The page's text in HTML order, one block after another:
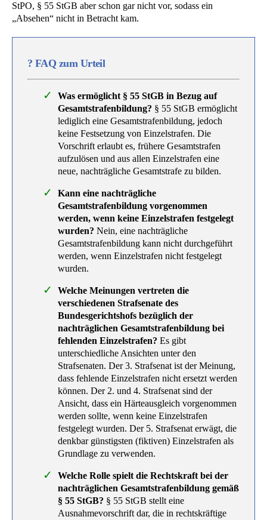
StPO, § 55 StGB aber schon gar nicht vor, sodass ein
„Absehen“ nicht in Betracht kam.
? FAQ zum Urteil
Was ermöglicht § 55 StGB in Bezug auf
Gesamtstrafenbildung? § 55 StGB ermöglicht
lediglich eine Gesamtstrafenbildung, jedoch
keine Festsetzung von Einzelstrafen. Die
Vorschrift erlaubt es, frühere Gesamtstrafen
aufzulösen und aus allen Einzelstrafen eine
neue, nachträgliche Gesamtstrafe zu bilden.
Kann eine nachträgliche
Gesamtstrafenbildung vorgenommen
werden, wenn keine Einzelstrafen festgelegt
wurden? Nein, eine nachträgliche
Gesamtstrafenbildung kann nicht durchgeführt
werden, wenn Einzelstrafen nicht festgelegt
wurden.
Welche Meinungen vertreten die
verschiedenen Strafsenate des
Bundesgerichtshofs bezüglich der
nachträglichen Gesamtstrafenbildung bei
fehlenden Einzelstrafen? Es gibt
unterschiedliche Ansichten unter den
Strafsenaten. Der 3. Strafsenat ist der Meinung,
dass fehlende Einzelstrafen nicht ersetzt werden
können. Der 2. und 4. Strafsenat sind der
Ansicht, dass ein Härteausgleich vorgenommen
werden sollte, wenn keine Einzelstrafen
festgelegt wurden. Der 5. Strafsenat erwägt, die
denkbar günstigsten (fiktiven) Einzelstrafen als
Grundlage zu verwenden.
Welche Rolle spielt die Rechtskraft bei der
nachträglichen Gesamtstrafenbildung gemäß
§ 55 StGB? § 55 StGB stellt eine
Ausnahmevorschrift dar, die in rechtskräftige